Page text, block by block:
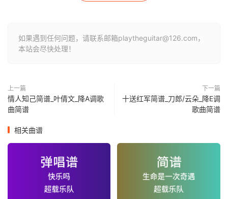
如果遇到任何问题，请联系邮箱playtheguitar@126.com，
本站会尽快处理！
上一篇
情人知己简谱_叶倩文_降A调歌
曲简谱
下一篇
十送红军简谱_刀郎/云朵_降E调
歌曲简谱
相关曲谱